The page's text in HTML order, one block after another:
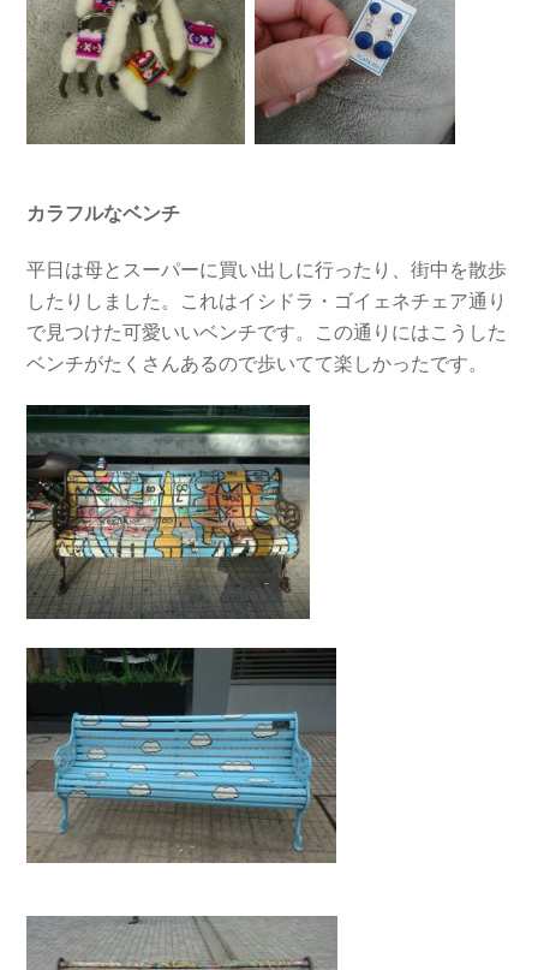
カラフルなベンチ
平日は母とスーパーに買い出しに行ったり、街中を散歩
したりしました。これはイシドラ・ゴイェネチェア通り
で見つけた可愛いいベンチです。この通りにはこうした
ベンチがたくさんあるので歩いてて楽しかったです。